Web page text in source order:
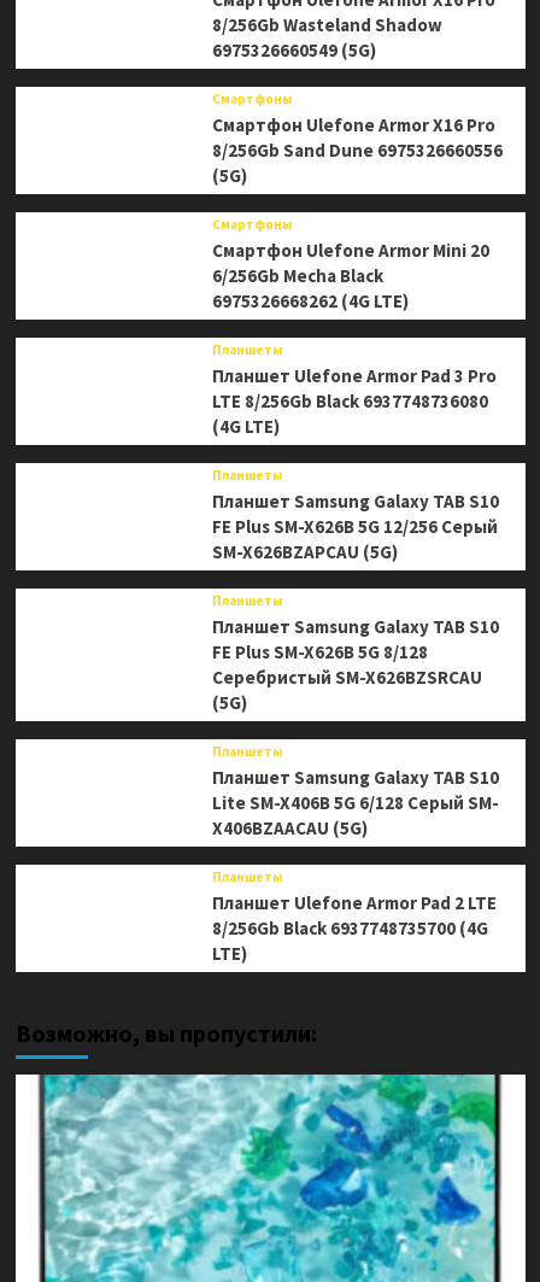
8/256Gb Wasteland Shadow
6975326660549 (5G)
Смартфоны
Смартфон Ulefone Armor X16 Pro
8/256Gb Sand Dune 6975326660556
(5G)
Смартфоны
Смартфон Ulefone Armor Mini 20
6/256Gb Mecha Black
6975326668262 (4G LTE)
Планшеты
Планшет Ulefone Armor Pad 3 Pro
LTE 8/256Gb Black 6937748736080
(4G LTE)
Планшеты
Планшет Samsung Galaxy TAB S10
FE Plus SM-X626B 5G 12/256 Серый
SM-X626BZAPCAU (5G)
Планшеты
Планшет Samsung Galaxy TAB S10
FE Plus SM-X626B 5G 8/128
Серебристый SM-X626BZSRCAU
(5G)
Планшеты
Планшет Samsung Galaxy TAB S10
Lite SM-X406B 5G 6/128 Серый SM-
X406BZAACAU (5G)
Планшеты
Планшет Ulefone Armor Pad 2 LTE
8/256Gb Black 6937748735700 (4G
LTE)
Возможно, вы пропустили: